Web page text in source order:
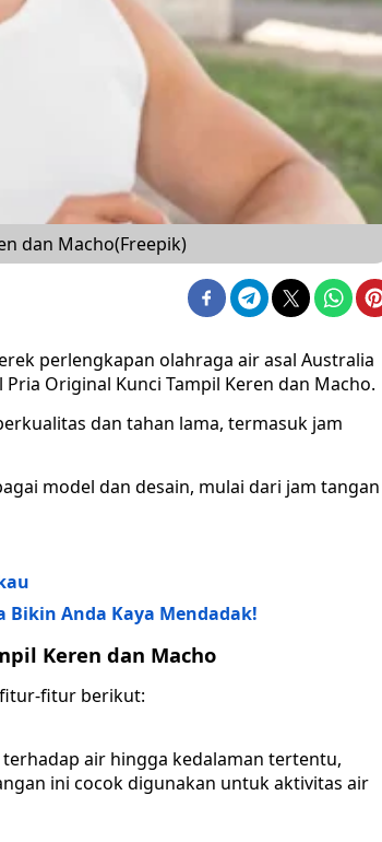
dan Macho(Freepik)
perlengkapan olahraga air asal Australia
Original Kunci Tampil Keren dan Macho.
dan tahan lama, termasuk jam
model dan desain, mulai dari jam tangan
Bikin Anda Kaya Mendadak!
Keren dan Macho
fitur-fitur berikut:
air hingga kedalaman tertentu,
ini cocok digunakan untuk aktivitas air